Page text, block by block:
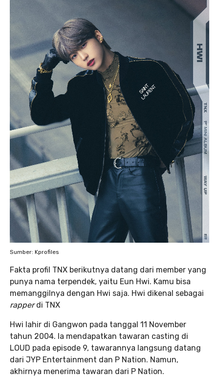
Sumber: Kprofiles
Fakta profil TNX berikutnya datang dari member yang
punya nama terpendek, yaitu Eun Hwi. Kamu bisa
memanggilnya dengan Hwi saja. Hwi dikenal sebagai
rapperdi TNX
Hwi lahir di Gangwon pada tanggal 11 November
tahun 2004. Ia mendapatkan tawaran casting di
LOUD pada episode 9, tawarannya langsung datang
dari JYP Entertainment dan P Nation. Namun,
akhirnya menerima tawaran dari P Nation.